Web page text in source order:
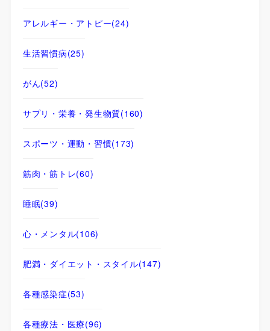
アレルギー・アトピー(24)
生活習慣病(25)
がん(52)
サプリ・栄養・発生物質(160)
スポーツ・運動・習慣(173)
筋肉・筋トレ(60)
睡眠(39)
心・メンタル(106)
肥満・ダイエット・スタイル(147)
各種感染症(53)
各種療法・医療(96)